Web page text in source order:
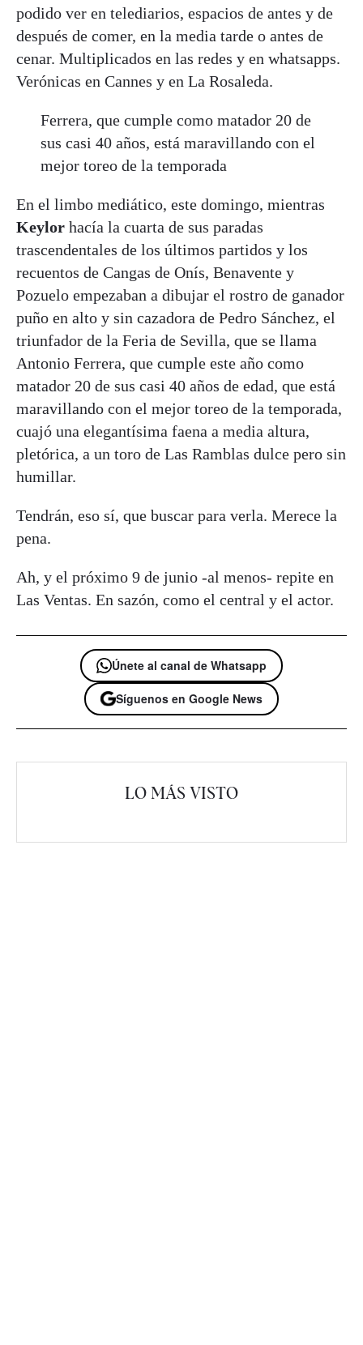
podido ver en telediarios, espacios de antes y de
después de comer, en la media tarde o antes de
cenar. Multiplicados en las redes y en whatsapps.
Verónicas en Cannes y en La Rosaleda.
Ferrera, que cumple como matador 20 de
sus casi 40 años, está maravillando con el
mejor toreo de la temporada
En el limbo mediático, este domingo, mientras
Keylor hacía la cuarta de sus paradas
trascendentales de los últimos partidos y los
recuentos de Cangas de Onís, Benavente y
Pozuelo empezaban a dibujar el rostro de ganador
puño en alto y sin cazadora de Pedro Sánchez, el
triunfador de la Feria de Sevilla, que se llama
Antonio Ferrera, que cumple este año como
matador 20 de sus casi 40 años de edad, que está
maravillando con el mejor toreo de la temporada,
cuajó una elegantísima faena a media altura,
pletórica, a un toro de Las Ramblas dulce pero sin
humillar.
Tendrán, eso sí, que buscar para verla. Merece la
pena.
Ah, y el próximo 9 de junio -al menos- repite en
Las Ventas. En sazón, como el central y el actor.
Únete al canal de Whatsapp
Síguenos en Google News
LO MÁS VISTO